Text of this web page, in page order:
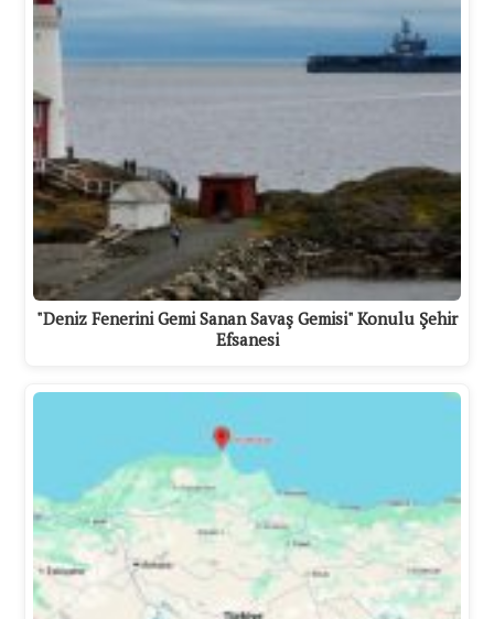
"Deniz Fenerini Gemi Sanan Savaş Gemisi" Konulu Şehir
Efsanesi